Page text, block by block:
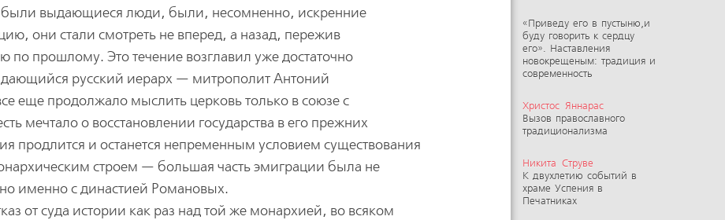
«Приведу его в пустыню,и
буду говорить к сердцу
его». Наставления
новокрещеным: традиция и
современность
Христос Яннарас
Вызов православного
традиционализма
Никита Струве
К двухлетию событий в
храме Успения в
Печатниках
были выдающиеся люди, были, несомненно, искренние
они стали смотреть не вперед, а назад, пережив
по прошлому. Это течение возглавил уже достаточно
русский иерарх — митрополит Антоний
еще продолжало мыслить церковь только в союзе с
мечтало о восстановлении государства в его прежних
продлится и останется непременным условием существования
строем — большая часть эмиграции была не
именно с династией Романовых.
от суда истории как раз над той же монархией, во всяком